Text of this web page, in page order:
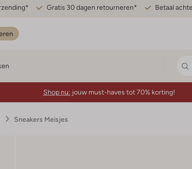
Gratis 30 dagen retourneren* Betaal
Shop nu: jouw must-haves tot 70% korting!
Sneakers Meisjes